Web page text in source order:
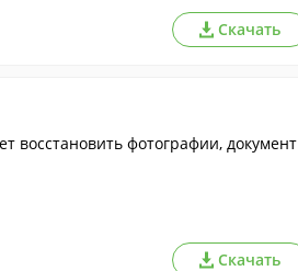
Скачать
восстановить фотографии, документ
Скачать